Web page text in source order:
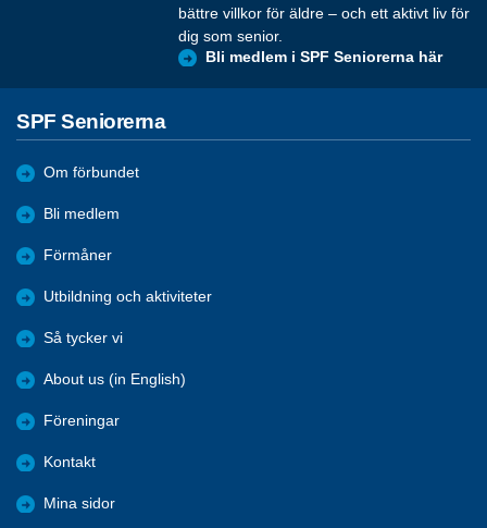
bättre villkor för äldre – och ett aktivt liv för
dig som senior.
Bli medlem i SPF Seniorerna här
SPF Seniorerna
Om förbundet
Bli medlem
Förmåner
Utbildning och aktiviteter
Så tycker vi
About us (in English)
Föreningar
Kontakt
Mina sidor